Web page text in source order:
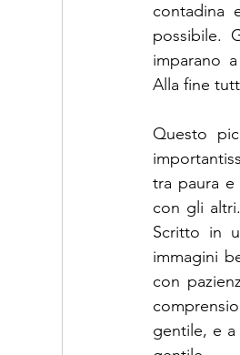
contadina
possibile.
imparano
Alla fine
Questo
tra paura
con gli
Scritto in
immagini
con
gentile, e